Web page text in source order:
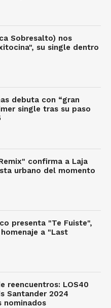
Sobresalto) nos
su single dentro
debuta con “gran
single tras su paso
confirma a Laja
urbano del momento
presenta "Te Fuiste",
a "Last
reencuentros: LOS40
Santander 2024
nominados